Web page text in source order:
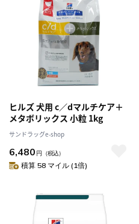
ヒルズ 犬用 c／dマルチケア＋
メタボリックス 小粒 1kg
サンドラッグe-shop
6,480 円 （税込）
積算 58 マイル (1倍)